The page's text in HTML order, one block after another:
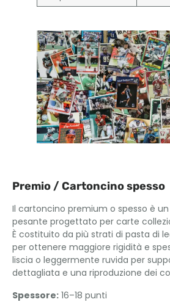
Premio / Cartoncino spesso
Il cartoncino premium o spesso è
pesante progettato per carte
È costituito da più strati di pasta di
per ottenere maggiore rigidità e
liscia o leggermente ruvida per
dettagliata e una riproduzione dei
Spessore: 16–18 punti